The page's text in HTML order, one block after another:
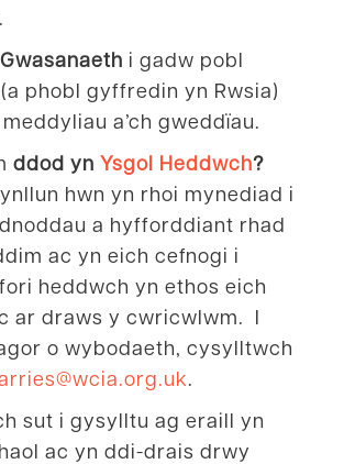
i gadw pobl
phobl gyffredin yn Rwsia)
a’ch gweddïau.
ddod yn Ysgol Heddwch?
hwn yn rhoi mynediad i
a hyfforddiant rhad
ac yn eich cefnogi i
heddwch yn ethos eich
ar draws y cwricwlwm. I
o wybodaeth, cysylltwch
.
sut i gysylltu ag eraill yn
ac yn ddi-drais drwy